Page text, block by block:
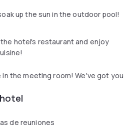
fulfilling day in Yanbu.
up the sun in the outdoor pool!
the hotel's restaurant and enjoy
the meeting room! We've got you
de reuniones